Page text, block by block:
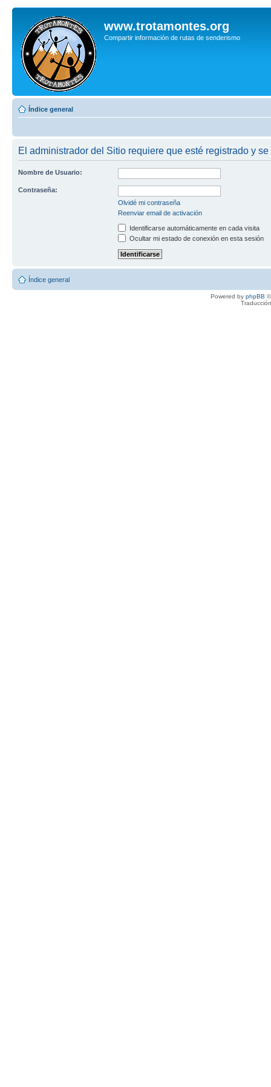
www.trotamontes.org
Compartir información de rutas de senderismo
Índice general
El administrador del Sitio requiere que esté registrado y
Nombre de Usuario:
Contraseña:
Olvidé mi contraseña
Reenviar email de activación
Identificarse automáticamente en cada visita
Ocultar mi estado de conexión en esta sesión
Índice general
Powered by phpBB